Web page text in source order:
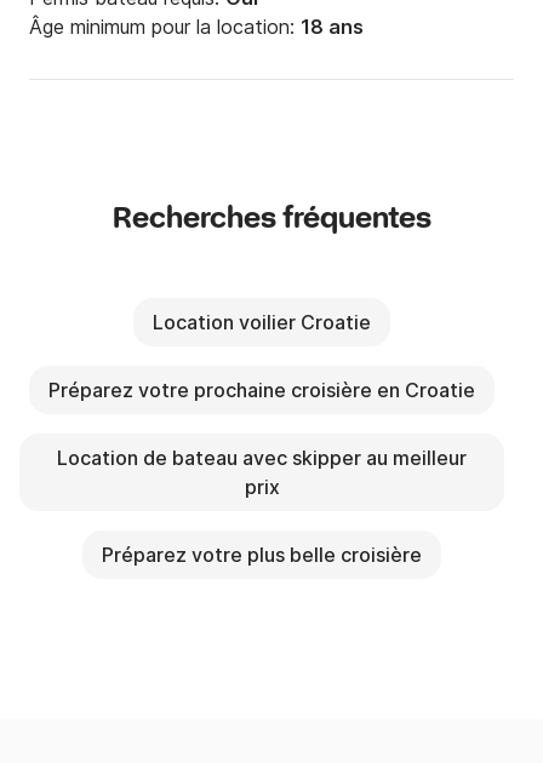
Âge minimum pour la location: 18 ans
Recherches fréquentes
Location voilier Croatie
Préparez votre prochaine croisière en Croatie
Location de bateau avec skipper au meilleur
prix
Préparez votre plus belle croisière